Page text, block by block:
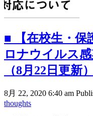
■ 【在校生・保
ロナウイルス
（8月22日更新）
8月 22, 2020 6:40 am
thoughts